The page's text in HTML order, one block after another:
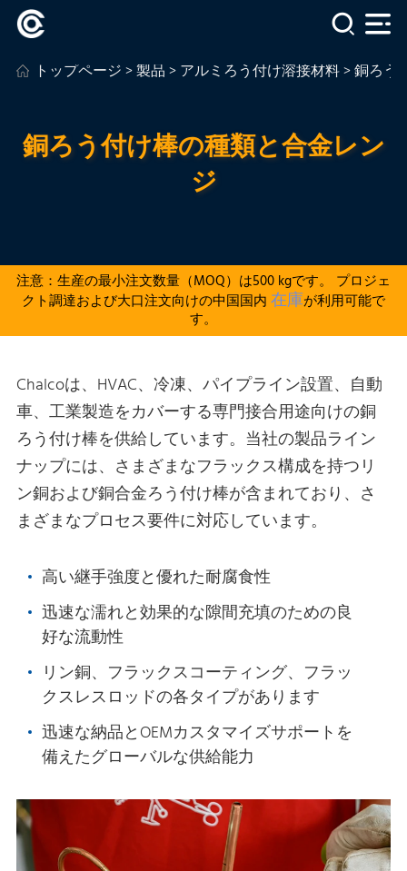
トップページ>製品>アルミろう付け溶接材料> 銅ろう
銅ろう付け棒の種類と合金レン
ジ
注意：生産の最小注文数量（MOQ）は500 kgです。 プロジェ
クト調達および大口注文向けの中国国内 在庫が利用可能で
す。
Chalcoは、HVAC、冷凍、パイプライン設置、自動
車、工業製造をカバーする専門接合用途向けの銅
ろう付け棒を供給しています。当社の製品ライン
ナップには、さまざまなフラックス構成を持つリ
ン銅および銅合金ろう付け棒が含まれており、さ
まざまなプロセス要件に対応しています。
高い継手強度と優れた耐腐食性
迅速な濡れと効果的な隙間充填のための良
好な流動性
リン銅、フラックスコーティング、フラッ
クスレスロッドの各タイプがあります
迅速な納品とOEMカスタマイズサポートを
備えたグローバルな供給能力